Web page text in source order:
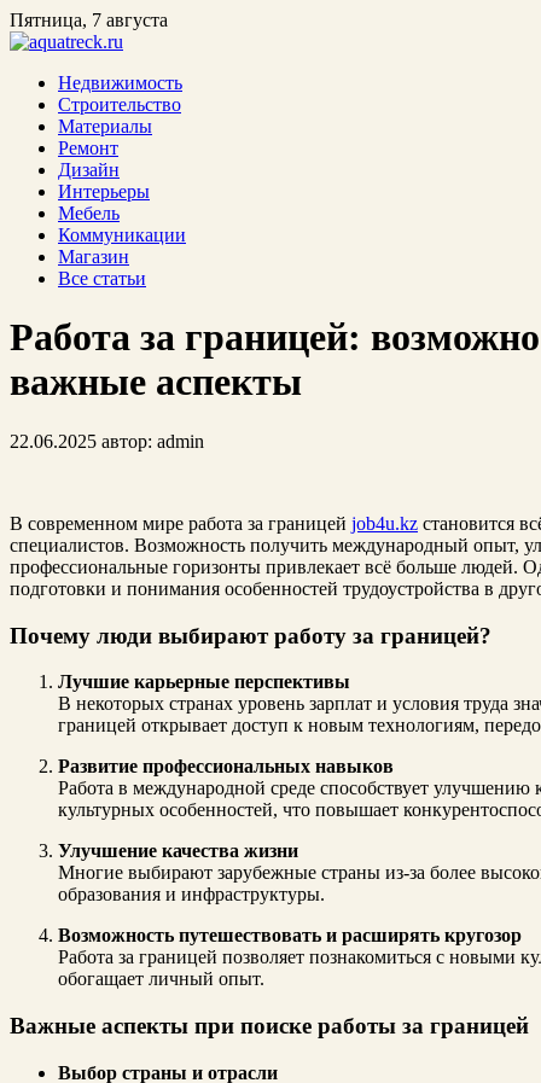
Пятница, 7 августа
Недвижимость
Строительство
Материалы
Ремонт
Дизайн
Интерьеры
Мебель
Коммуникации
Магазин
Все статьи
Работа за границей:
важные аспекты
22.06.2025 автор: admin
В современном мире работа за границей job4u.kz становится
специалистов. Возможность получить международный опыт,
профессиональные горизонты привлекает всё больше людей.
подготовки и понимания особенностей трудоустройства в
Почему люди выбирают работу за границей?
Лучшие карьерные перспективы
В некоторых странах уровень зарплат и условия труда
границей открывает доступ к новым технологиям,
Развитие профессиональных навыков
Работа в международной среде способствует
культурных особенностей, что повышает
Улучшение качества жизни
Многие выбирают зарубежные страны из-за более
образования и инфраструктуры.
Возможность путешествовать и расширять кругозор
Работа за границей позволяет познакомиться с новыми
обогащает личный опыт.
Важные аспекты при поиске работы за границей
Выбор страны и отрасли